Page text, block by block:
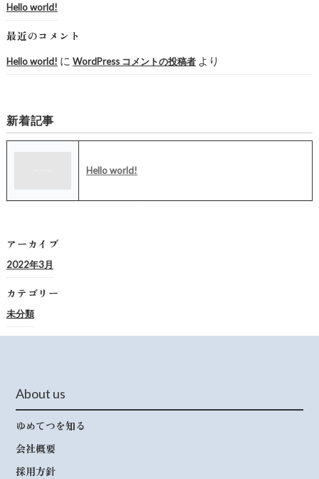
Hello world!
最近のコメント
Hello world! に WordPress コメントの投稿者より
新着記事
Hello world!
アーカイブ
2022年3月
カテゴリー
未分類
About us
ゆめてつを知る
会社概要
採用方針